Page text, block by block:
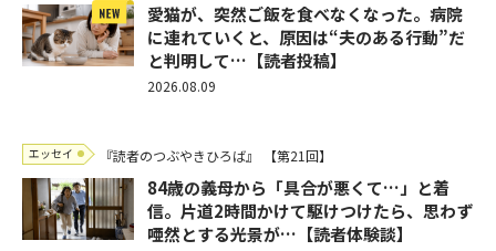
愛猫が、突然ご飯を食べなくなった。病院
に連れていくと、原因は“夫のある行動”だ
と判明して…【読者投稿】
2026.08.09
エッセイ 『読者のつぶやきひろば』 【第21回】
84歳の義母から「具合が悪くて…」と着
信。片道2時間かけて駆けつけたら、思わず
唖然とする光景が…【読者体験談】